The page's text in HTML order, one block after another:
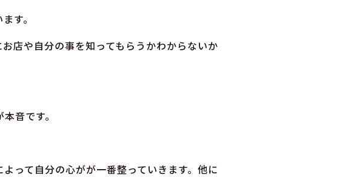
す。
店や自分の事を知ってもらうかわからないか
音です。
って自分の心がが一番整っていきます。他に